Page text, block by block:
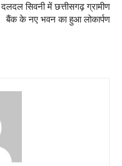
दलदल सिवनी में छत्तीसगढ़ ग्रामीण
बैंक के नए भवन का हुआ लोकार्पण